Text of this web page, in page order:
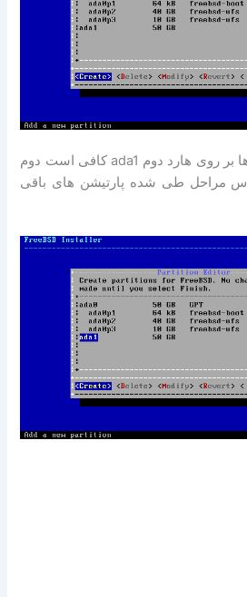
برای ایجاد دیگر پارتیشن ها بر روی هارد دوم ada1 کافی است دوم
مراحل طی شده پارتیشن های باقی